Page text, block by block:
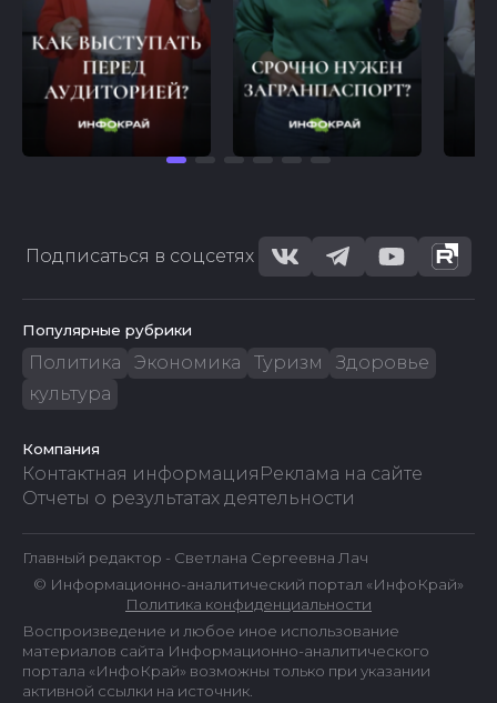
Подписаться в соцсетях
Популярные рубрики
Политика Экономика Туризм
Здоровье
культура
Компания
Контактная информация Реклама на сайте
Отчеты о результатах деятельности
Главный редактор - Светлана Сергеевна Лач
© Информационно-аналитический портал «ИнфоКрай»
Политика конфиденциальности
Воспроизведение и любое иное использование
материалов сайта Информационно-аналитического
портала «ИнфоКрай» возможны только при указании
активной ссылки на источник.